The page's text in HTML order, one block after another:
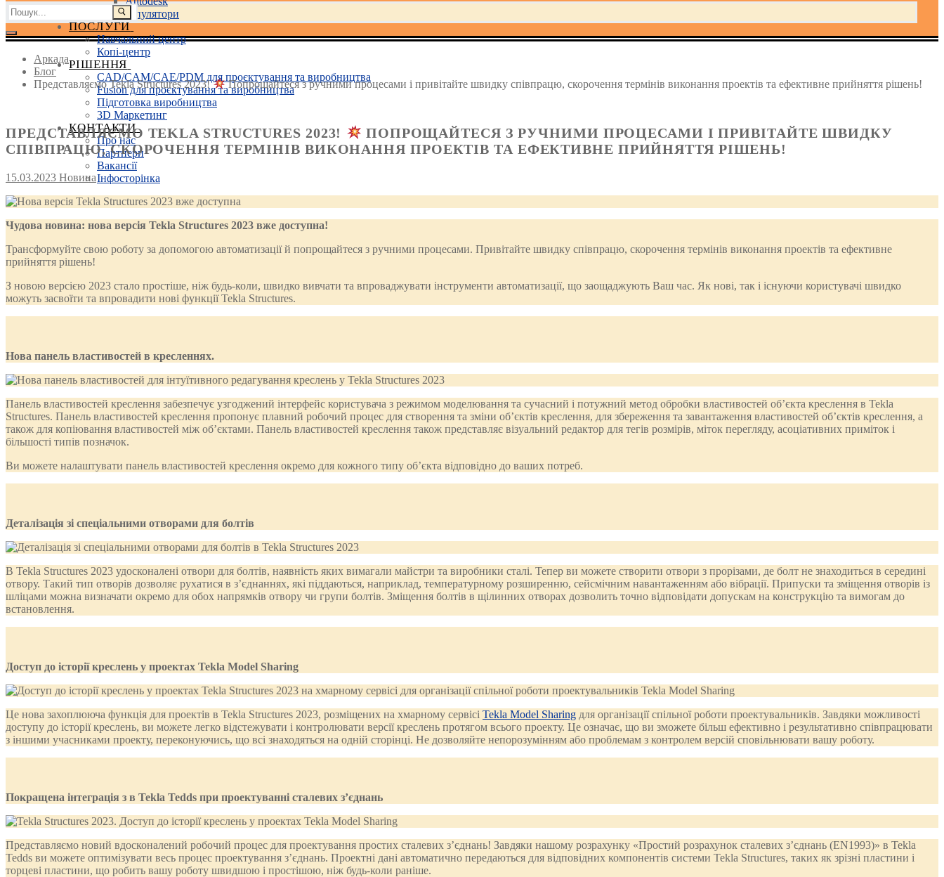
3D маніпулятори
ПОСЛУГИ
Навчальний центр
Копі-центр
РІШЕННЯ
CAD/CAM/CAE/PDM для проєктування та виробництва
Fusion для проєктування та виробництва
Підготовка виробництва
3D Маркетинг
КОНТАКТИ
Про нас
Партнери
Вакансії
Інфосторінка
Пошук:
Аркада
Блог
Представляємо Tekla Structures 2023!
Попрощайтеся з ручними процесами і привітайте швидку співпрацю, скорочення термінів виконання проектів та ефективне прийняття рішень!
ПРЕДСТАВЛЯЄМО TEKLA STRUCTURES 2023!
ПОПРОЩАЙТЕСЯ З РУЧНИМИ ПРОЦЕСАМИ І ПРИВІТАЙТЕ ШВИДКУ
СПІВПРАЦЮ, СКОРОЧЕННЯ ТЕРМІНІВ ВИКОНАННЯ ПРОЕКТІВ ТА ЕФЕКТИВНЕ ПРИЙНЯТТЯ РІШЕНЬ!
15.03.2023 Новина
Чудова новина: нова версія Tekla Structures 2023 вже доступна!
Трансформуйте свою роботу за допомогою автоматизації й попрощайтеся з ручними процесами. Привітайте швидку співпрацю, скорочення термінів виконання проектів та ефективне
прийняття рішень!
З новою версією 2023 стало простіше, ніж будь-коли, швидко вивчати та впроваджувати інструменти автоматизації, що заощаджують Ваш час. Як нові, так і існуючи користувачі швидко
можуть засвоїти та впровадити нові функції Tekla Structures.
Нова панель властивостей в кресленнях.
Панель властивостей креслення забезпечує узгоджений інтерфейс користувача з режимом моделювання та сучасний і потужний метод обробки властивостей об’єкта креслення в Tekla
Structures. Панель властивостей креслення пропонує плавний робочий процес для створення та зміни об’єктів креслення, для збереження та завантаження властивостей об’єктів креслення, а
також для копіювання властивостей між об’єктами. Панель властивостей креслення також представляє візуальний редактор для тегів розмірів, міток перегляду, асоціативних приміток і
більшості типів позначок.
Ви можете налаштувати панель властивостей креслення окремо для кожного типу об’єкта відповідно до ваших потреб.
Деталізація зі спеціальними отворами для болтів
В Tekla Structures 2023 удосконалені отвори для болтів, наявність яких вимагали майстри та виробники сталі. Тепер ви можете створити отвори з прорізами, де болт не знаходиться в середині
отвору. Такий тип отворів дозволяє рухатися в з’єднаннях, які піддаються, наприклад, температурному розширенню, сейсмічним навантаженням або вібрації. Припуски та зміщення отворів із
шліцами можна визначати окремо для обох напрямків отвору чи групи болтів. Зміщення болтів в щілинних отворах дозволить точно відповідати допускам на конструкцію та вимогам до
встановлення.
Доступ до історії креслень у проектах Tekla Model Sharing
Це нова захоплююча функція для проектів в Tekla Structures 2023, розміщених на хмарному сервісі Tekla Model Sharing для організації спільної роботи проектувальників. Завдяки можливості
доступу до історії креслень, ви можете легко відстежувати і контролювати версії креслень протягом всього проекту. Це означає, що ви зможете більш ефективно і результативно співпрацювати
з іншими учасниками проекту, переконуючись, що всі знаходяться на одній сторінці. Не дозволяйте непорозумінням або проблемам з контролем версій сповільнювати вашу роботу.
Покращена інтеграція з в Tekla Tedds при проектуванні сталевих з’єднань
Представляємо новий вдосконалений робочий процес для проектування простих сталевих з’єднань! Завдяки нашому розрахунку «Простий розрахунок сталевих з’єднань (EN1993)» в Tekla
Tedds ви можете оптимізувати весь процес проектування з’єднань. Проектні дані автоматично передаються для відповідних компонентів системи Tekla Structures, таких як зрізні пластини і
торцеві пластини, що робить вашу роботу швидшою і простішою, ніж будь-коли раніше.